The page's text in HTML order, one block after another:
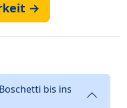
→
bis ins